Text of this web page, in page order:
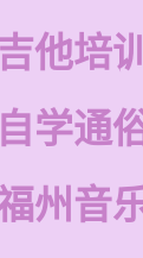
他培
自学通
州音